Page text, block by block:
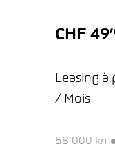
CHF
Leasing à
/ Mois
58’000 km